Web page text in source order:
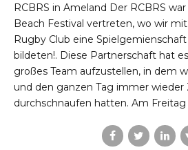
RCBRS in Ameland Der RCBRS
Beach Festival vertreten, wo wir
Rugby Club eine
bildeten!. Diese Partnerschaft hat
großes Team aufzustellen, in dem
und den ganzen Tag immer wieder
durchschnaufen hatten. Am Freitag